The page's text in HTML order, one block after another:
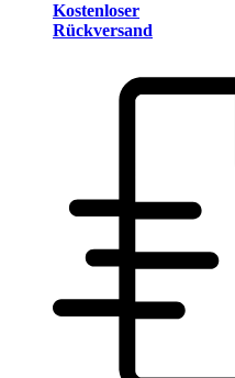
Kostenloser
Rückversand